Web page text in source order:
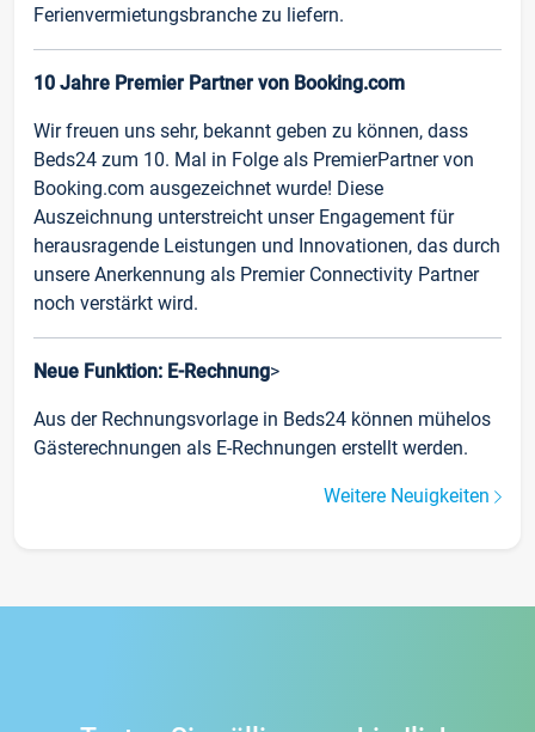
Ferienvermietungsbranche zu liefern.
10 Jahre Premier Partner von Booking.com
Wir freuen uns sehr, bekannt geben zu können, dass
Beds24 zum 10. Mal in Folge als PremierPartner von
Booking.com ausgezeichnet wurde! Diese
Auszeichnung unterstreicht unser Engagement für
herausragende Leistungen und Innovationen, das durch
unsere Anerkennung als Premier Connectivity Partner
noch verstärkt wird.
Neue Funktion: E-Rechnung>
Aus der Rechnungsvorlage in Beds24 können mühelos
Gästerechnungen als E-Rechnungen erstellt werden.
Weitere Neuigkeiten